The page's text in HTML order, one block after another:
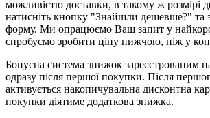
можливістю доставки, в такому ж розмірі
натисніть кнопку "Знайшли дешевше?" та
форму. Ми опрацюємо Ваш запит у
спробуємо зробити ціну нижчою, ніж у
Бонусна система знижок зареєстрованим
одразу після першої покупки. Після
активується накопичувальна дисконтна
покупки діятиме додаткова знижка.